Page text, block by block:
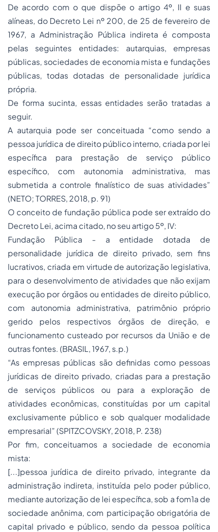
De acordo com o que dispõe o artigo 4º, II e suas
alíneas, do Decreto Lei nº 200, de 25 de fevereiro de
1967, a Administração Pública indireta é composta
pelas seguintes entidades: autarquias, empresas
públicas, sociedades de economia mista e fundações
públicas, todas dotadas de personalidade jurídica
própria.
De forma sucinta, essas entidades serão tratadas a
seguir.
A autarquia pode ser conceituada “como sendo a
pessoa jurídica de direito público interno, criada por lei
específica para prestação de serviço público
específico, com autonomia administrativa, mas
submetida a controle finalístico de suas atividades”
(NETO; TORRES, 2018, p. 91)
O conceito de fundação pública pode ser extraído do
Decreto Lei, acima citado, no seu artigo 5º, IV:
Fundação Pública - a entidade dotada de
personalidade jurídica de direito privado, sem fins
lucrativos, criada em virtude de autorização legislativa,
para o desenvolvimento de atividades que não exijam
execução por órgãos ou entidades de direito público,
com autonomia administrativa, patrimônio próprio
gerido pelos respectivos órgãos de direção, e
funcionamento custeado por recursos da União e de
outras fontes. (BRASIL, 1967, s.p.)
“As empresas públicas são definidas como pessoas
jurídicas de direito privado, criadas para a prestação
de serviços públicos ou para a exploração de
atividades econômicas, constituídas por um capital
exclusivamente público e sob qualquer modalidade
empresarial” (SPITZCOVSKY, 2018, P. 238)
Por fim, conceituamos a sociedade de economia
mista:
[...]pessoa jurídica de direito privado, integrante da
administração indireta, instituída pelo poder público,
mediante autorização de lei específica, sob a fom1a de
sociedade anônima, com participação obrigatória de
capital privado e público, sendo da pessoa política